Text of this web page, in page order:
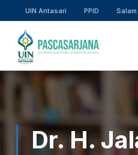
UIN Antasari PPID Salam
Dr. H.